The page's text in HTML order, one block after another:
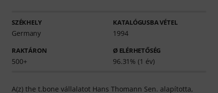
SZÉKHELY
Germany
KATALÓGUSBA VÉTEL
1994
RAKTÁRON
500+
Ø ELÉRHETŐSÉG
96.31% (1 év)
A(z) the t.bone vállalatot Hans Thomann Sen. alapította,